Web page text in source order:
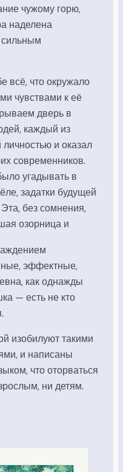
чужому горю,
наделена
сильным
всё, что окружало
чувствами к её
дверь в
каждый из
и оказал
современников.
угадывать в
задатки будущей
без сомнения,
озорница и
эффектные,
как однажды
— есть не кто
изобилуют такими
и написаны
что оторваться
ни детям.